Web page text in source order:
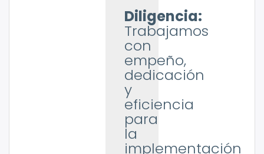
Diligencia:
Trabajamos
con
empeño,
dedicación
y
eficiencia
para
la
implementación